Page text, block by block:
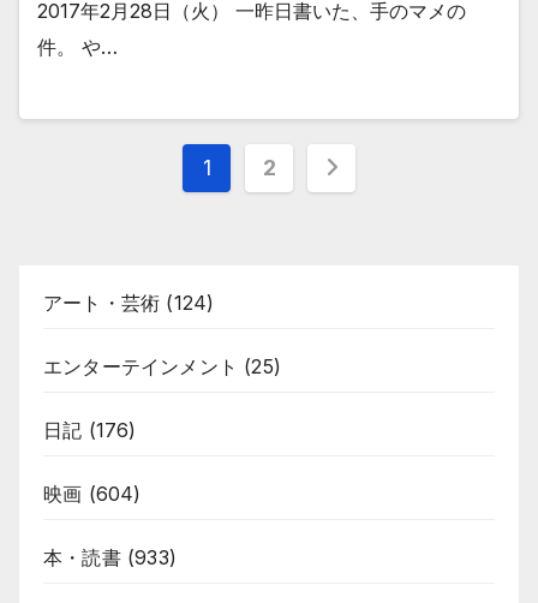
2017年2月28日（火） 一昨日書いた、手のマメの
件。 や…
投
ペ
ー
1 2
アート・芸術 (124)
エンターテインメント (25)
日記 (176)
映画 (604)
本・読書(933)